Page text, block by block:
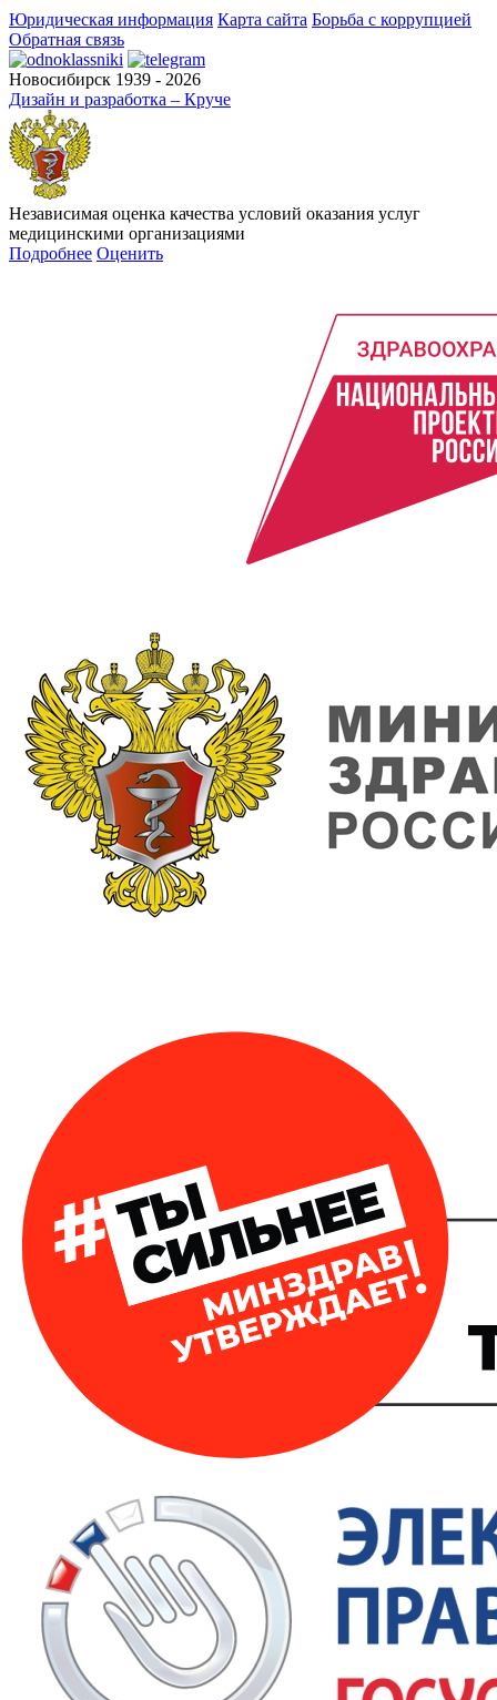
Юридическая информация Карта сайта Борьба с коррупцией
Обратная связь
Новосибирск 1939 - 2026
Дизайн и разработка – Круче
Независимая оценка качества условий оказания услуг
медицинскими организациями
Подробнее Оценить